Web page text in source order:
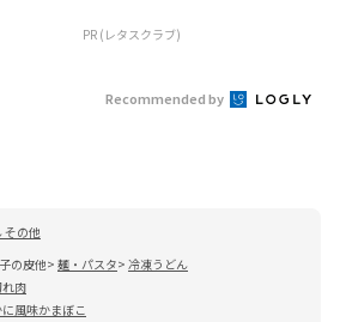
PR (レタスクラブ)
Recommended by
その他
の皮他 麺・パスタ
冷凍うどん
肉
に風味かまぼこ